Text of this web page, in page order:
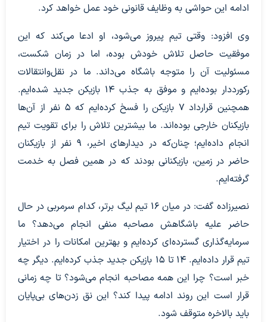
ادامه این حواشی به وظایف قانونی خود عمل خواهد کرد.
وی افزود: وقتی تیم پیروز می‌شود، او ادعا می‌کند که این
موفقیت حاصل تلاش خودش بوده، اما در زمان شکست،
مسئولیت آن را متوجه باشگاه می‌داند. ما در نقل‌وانتقالات
رکورددار بوده‌ایم و موفق به جذب ۱۴ بازیکن جدید شده‌ایم.
همچنین قرارداد ۷ بازیکن را فسخ کرده‌ایم که ۵ نفر از آن‌ها
بازیکنان خارجی بوده‌اند. ما بیشترین تلاش را برای تقویت تیم
انجام داده‌ایم؛ چنان‌که در دیدارهای اخیر، ۹ نفر از بازیکنان
حاضر در زمین، بازیکنانی بودند که در همین فصل به خدمت
گرفته‌ایم.
نصیرزاده گفت: در میان ۱۶ تیم لیگ برتر، کدام سرمربی در حال
حاضر علیه باشگاهش مصاحبه منفی انجام می‌دهد؟ ما
سرمایه‌گذاری گسترده‌ای کرده‌ایم و بهترین امکانات را در اختیار
تیم قرار داده‌ایم. ۱۴ تا ۱۵ بازیکن جدید جذب کرده‌ایم. دیگر چه
خبر است؟ چرا این همه مصاحبه انجام می‌شود؟ تا چه زمانی
قرار است این روند ادامه پیدا کند؟ این نق زدن‌های بی‌پایان
باید بالاخره متوقف شود.